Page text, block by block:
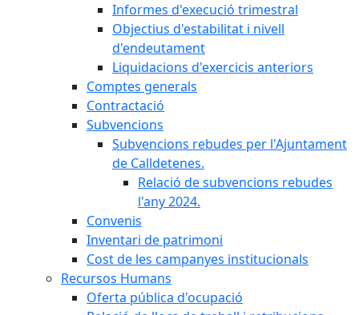
Informes d'execució trimestral
Objectius d'estabilitat i nivell
d'endeutament
Liquidacions d'exercicis anteriors
Comptes generals
Contractació
Subvencions
Subvencions rebudes per l'Ajuntament
de Calldetenes.
Relació de subvencions rebudes
l'any 2024.
Convenis
Inventari de patrimoni
Cost de les campanyes institucionals
Recursos Humans
Oferta pública d'ocupació